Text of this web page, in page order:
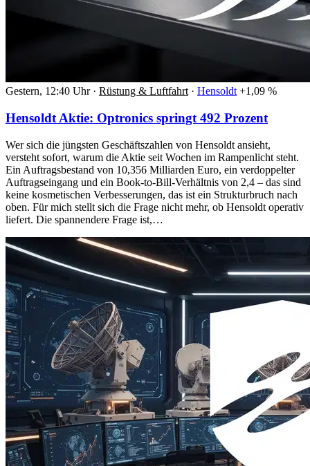
Gestern, 12:40 Uhr · Rüstung & Luftfahrt · Hensoldt +1,09 %
Hensoldt Aktie: Optronics springt 492 Prozent
Wer sich die jüngsten Geschäftszahlen von Hensoldt ansieht,
versteht sofort, warum die Aktie seit Wochen im Rampenlicht steht.
Ein Auftragsbestand von 10,356 Milliarden Euro, ein verdoppelter
Auftragseingang und ein Book-to-Bill-Verhältnis von 2,4 – das sind
keine kosmetischen Verbesserungen, das ist ein Strukturbruch nach
oben. Für mich stellt sich die Frage nicht mehr, ob Hensoldt operativ
liefert. Die spannendere Frage ist,…